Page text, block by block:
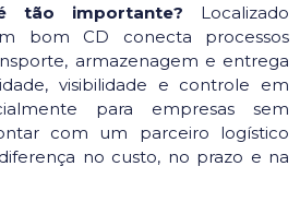
importante? Localizado
bom CD conecta processos
armazenagem e entrega
visibilidade e controle em
para empresas sem
com um parceiro logístico
no custo, no prazo e na